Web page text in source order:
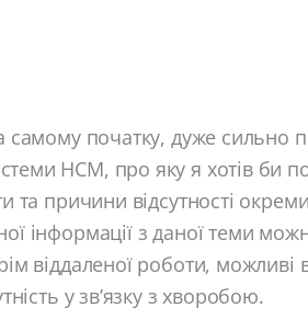
самому початку, дуже сильно
HCM, про яку я хотів би
та причини відсутності
інформації з даної теми
віддаленої роботи, можливі
у зв’язку з хворобою.